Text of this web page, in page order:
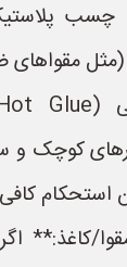
چسب
مقواهای
کوچک و
کاغذ:** اگر